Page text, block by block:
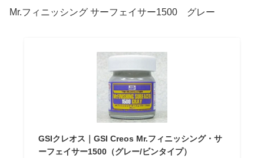
Mr.フィニッシング サーフェイサー1500 グレー
GSIクレオス｜GSI Creos Mr.フィニッシング・サ
ーフェイサー1500（グレー/ビンタイプ）